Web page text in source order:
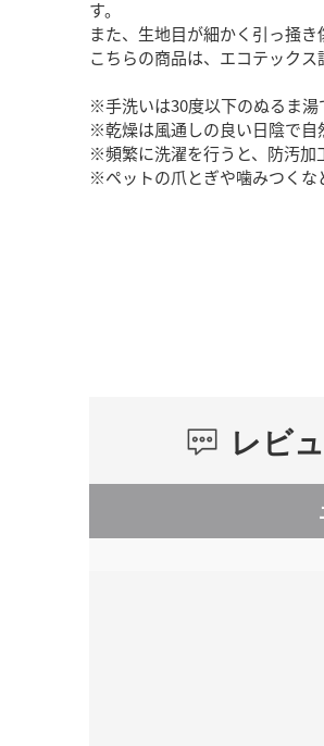
す。
また、生地目が細かく引っ掻
こちらの商品は、エコテックス
※手洗いは30度以下のぬるま湯
※乾燥は風通しの良い日陰で自
※頻繁に洗濯を行うと、防汚加
※ペットの爪とぎや噛みつくな
レビ